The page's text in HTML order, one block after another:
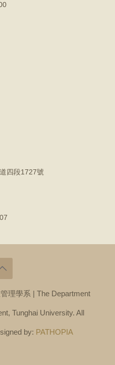
四段1727號
理學系 | The Department
Tunghai University. All
by: PATHOPIA